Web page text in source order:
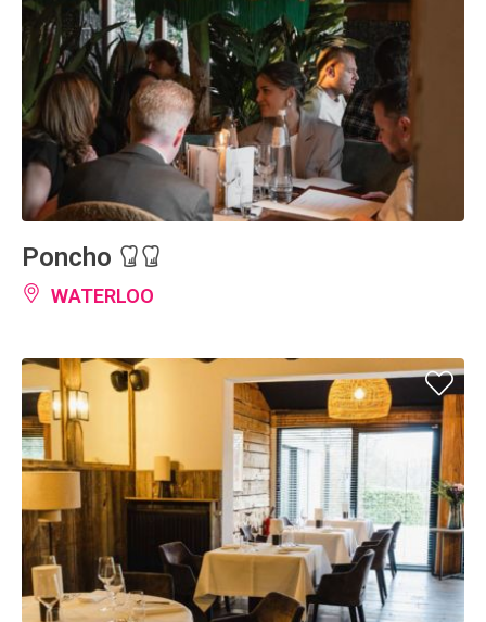
Poncho
WATERLOO